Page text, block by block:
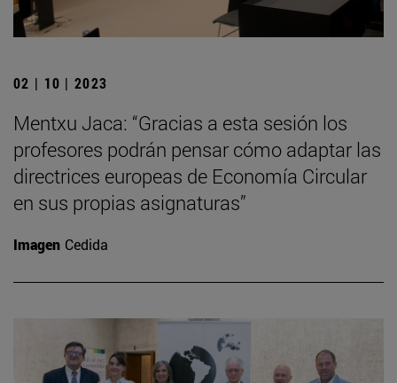
02 | 10 | 2023
Mentxu Jaca: “Gracias a esta sesión los
profesores podrán pensar cómo adaptar las
directrices europeas de Economía Circular
en sus propias asignaturas”
Imagen Cedida